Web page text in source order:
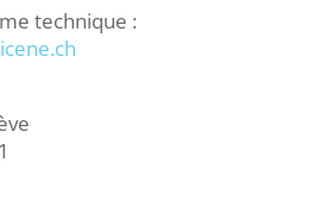
technique :